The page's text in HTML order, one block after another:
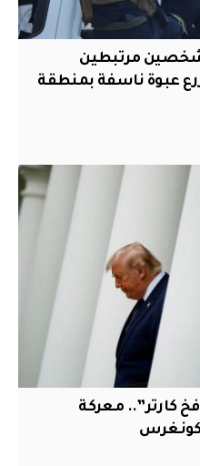
شخصين مرتبطين
عبوة ناسفة بمنطقة
كارتر”.. معركة